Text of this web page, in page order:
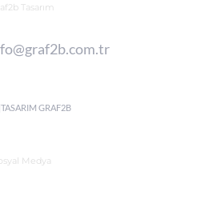
Tasarım
GRAF2B
Medya